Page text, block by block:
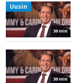
30 min
Uusin
30 min